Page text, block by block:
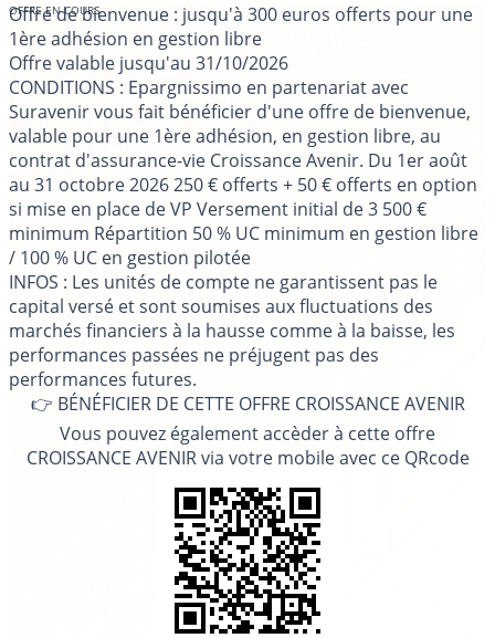
Offre de bienvenue : jusqu'à 300 euros offerts pour une
1ère adhésion en gestion libre
Offre valable jusqu'au 31/10/2026
CONDITIONS : Epargnissimo en partenariat avec
Suravenir vous fait bénéficier d'une offre de bienvenue,
valable pour une 1ère adhésion, en gestion libre, au
contrat d'assurance-vie Croissance Avenir. Du 1er août
au 31 octobre 2026 250 € offerts + 50 € offerts en option
si mise en place de VP Versement initial de 3 500 €
minimum Répartition 50 % UC minimum en gestion libre
/ 100 % UC en gestion pilotée
INFOS : Les unités de compte ne garantissent pas le
capital versé et sont soumises aux fluctuations des
marchés financiers à la hausse comme à la baisse, les
performances passées ne préjugent pas des
performances futures.
👉 BÉNÉFICIER DE CETTE OFFRE CROISSANCE AVENIR
Vous pouvez également accèder à cette offre
CROISSANCE AVENIR via votre mobile avec ce QRcode